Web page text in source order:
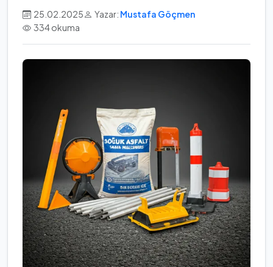
25.02.2025 Yazar: Mustafa Göçmen
334 okuma